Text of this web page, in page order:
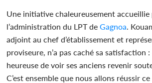
Une initiative chaleureusement accueillie
l’administration du LPT deGagnoa.
adjoint au chef d’établissement et
proviseure, n’a pas caché sa satisfaction :
heureuse de voir ses anciens revenir
C’est ensemble que nous allons réussir